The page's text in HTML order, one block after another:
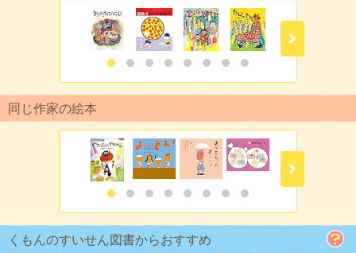
同じ作家の絵本
くもんのすいせん図書からおすすめ